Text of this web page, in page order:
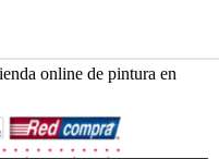
online de pintura en